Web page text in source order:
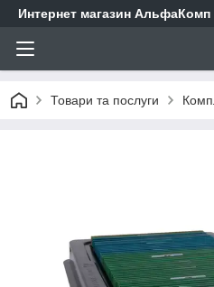
Интернет магазин АльфаКомп
Товари та послуги